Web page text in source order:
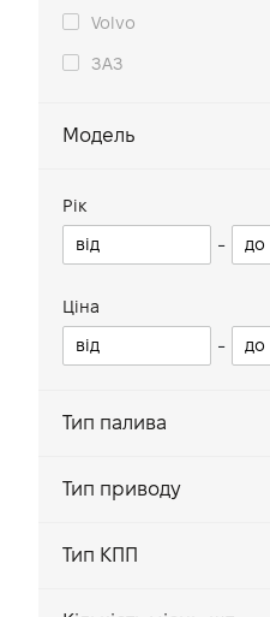
Volvo
ЗАЗ
Модель
Superb
Rapid
Octavia
Karoq
YETI
CitiGo
Рік
-
Ціна
-
Тип палива
Тип приводу
Тип КПП